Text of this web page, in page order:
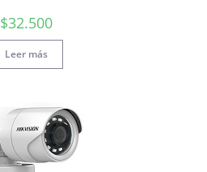
$32.500
Leer más